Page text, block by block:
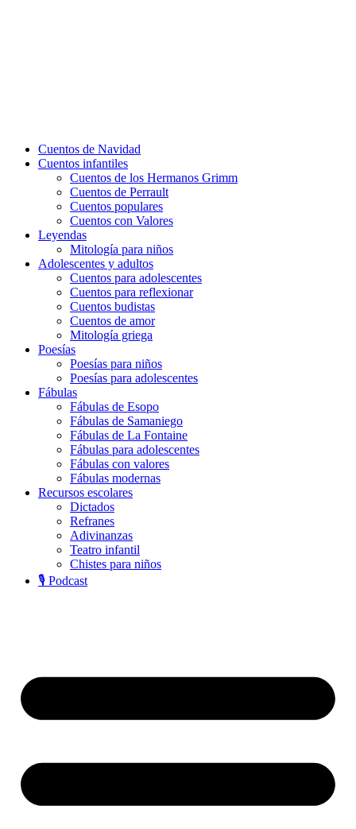
Cuentos de Navidad
Cuentos infantiles
Cuentos de los Hermanos Grimm
Cuentos de Perrault
Cuentos populares
Cuentos con Valores
Leyendas
Mitología para niños
Adolescentes y adultos
Cuentos para adolescentes
Cuentos para reflexionar
Cuentos budistas
Cuentos de amor
Mitología griega
Poesías
Poesías para niños
Poesías para adolescentes
Fábulas
Fábulas de Esopo
Fábulas de Samaniego
Fábulas de La Fontaine
Fábulas para adolescentes
Fábulas con valores
Fábulas modernas
Recursos escolares
Dictados
Refranes
Adivinanzas
Teatro infantil
Chistes para niños
🎙️ Podcast